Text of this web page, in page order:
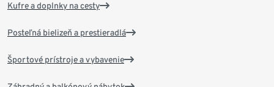
Kufre a doplnky na cesty
Posteľná bielizeň a prestieradlá
Športové prístroje a vybavenie